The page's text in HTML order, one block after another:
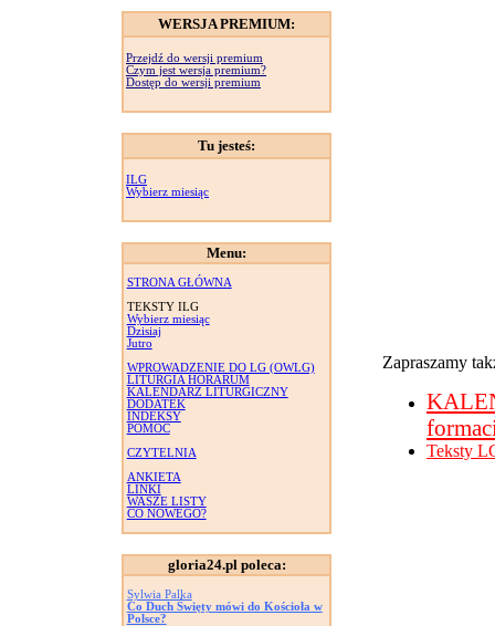
WERSJA PREMIUM:
Przejdź do wersji premium
Czym jest wersja premium?
Dostęp do wersji premium
Tu jesteś:
ILG
Wybierz miesiąc
Menu:
STRONA GŁÓWNA
TEKSTY ILG
Wybierz miesiąc
Dzisiaj
Jutro
WPROWADZENIE DO LG (OWLG)
LITURGIA HORARUM
KALENDARZ LITURGICZNY
DODATEK
INDEKSY
POMOC
CZYTELNIA
ANKIETA
LINKI
WASZE LISTY
CO NOWEGO?
gloria24.pl poleca:
Sylwia Palka
Co Duch Święty mówi do Kościoła w
Polsce?
Zapraszamy
Teksty